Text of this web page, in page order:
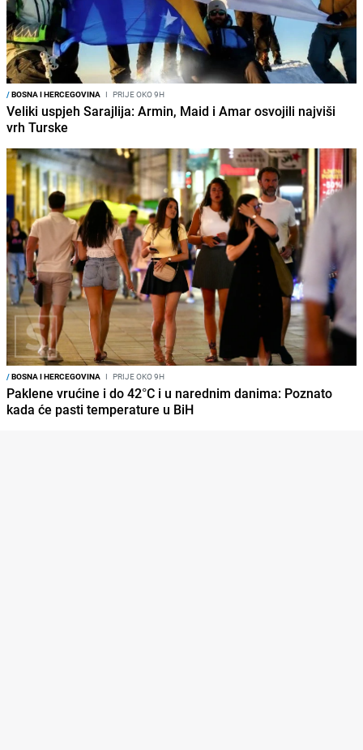
/BOSNA I HERCEGOVINA I PRIJE OKO 9H
Veliki uspjeh Sarajlija: Armin, Maid i Amar osvojili najviši
vrh Turske
/BOSNA I HERCEGOVINA I PRIJE OKO 9H
Paklene vrućine i do 42°C i u narednim danima: Poznato
kada će pasti temperature u BiH